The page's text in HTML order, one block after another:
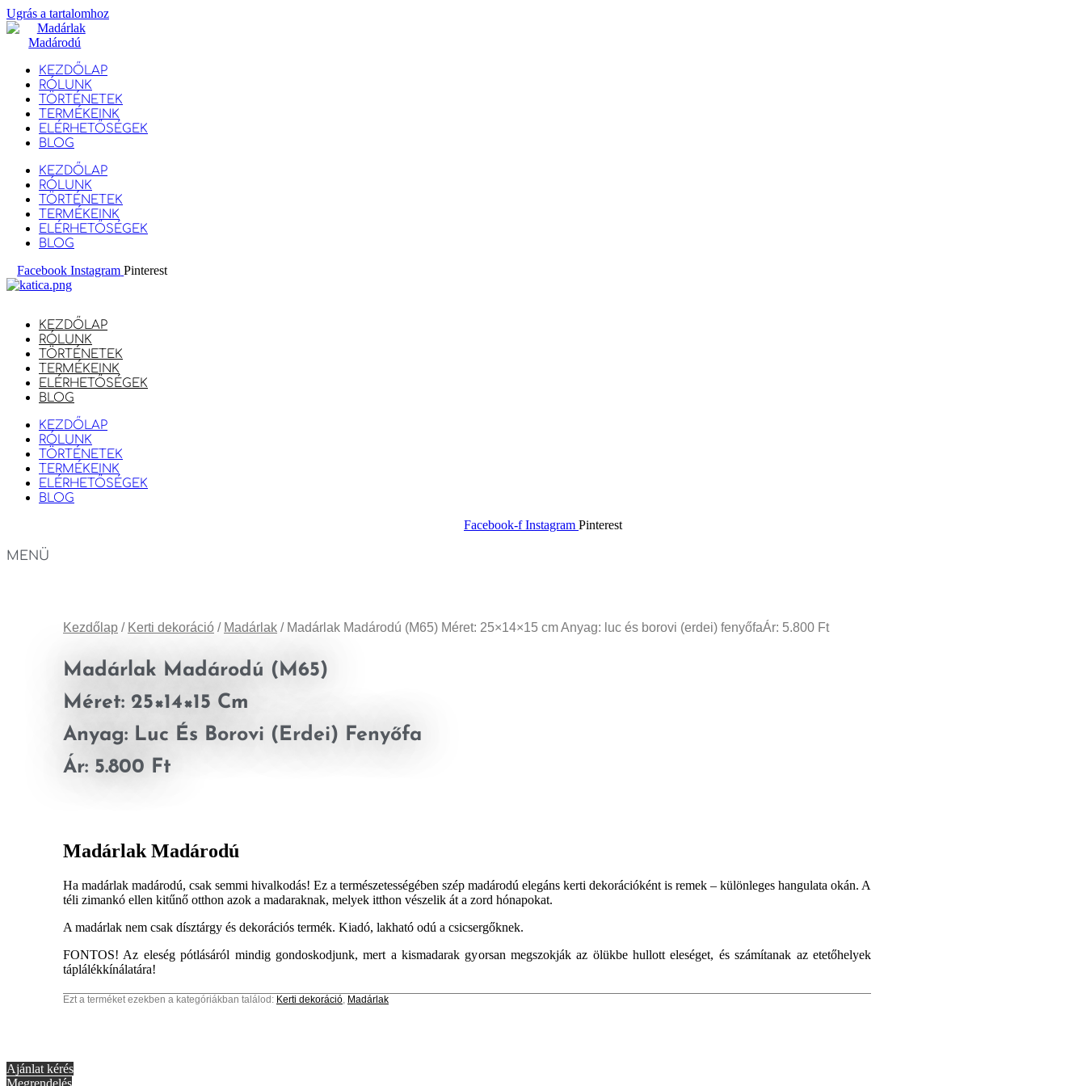
Ugrás a tartalomhoz
KEZDŐLAP
RÓLUNK
TÖRTÉNETEK
TERMÉKEINK
ELÉRHETŐSÉGEK
BLOG
KEZDŐLAP
RÓLUNK
TÖRTÉNETEK
TERMÉKEINK
ELÉRHETŐSÉGEK
BLOG
Facebook Instagram Pinterest
KEZDŐLAP
RÓLUNK
TÖRTÉNETEK
TERMÉKEINK
ELÉRHETŐSÉGEK
BLOG
KEZDŐLAP
RÓLUNK
TÖRTÉNETEK
TERMÉKEINK
ELÉRHETŐSÉGEK
BLOG
Facebook-f Instagram Pinterest
MENÜ
Kezdőlap / Kerti dekoráció / Madárlak / Madárlak Madárodú (M65) Méret: 25×14×15 cm Anyag: luc és borovi (erdei) fenyőfaÁr: 5.800 Ft
Madárlak Madárodú (M65)
Méret: 25×14×15 Cm
Anyag: Luc És Borovi (erdei) Fenyőfa
Ár: 5.800 Ft
Madárlak Madárodú
Ha madárlak madárodú, csak semmi hivalkodás! Ez a természetességében szép madárodú elegáns kerti dekorációként is remek – különleges hangulata okán. A
téli zimankó ellen kitűnő otthon azok a madaraknak, melyek itthon vészelik át a zord hónapokat.
A madárlak nem csak dísztárgy és dekorációs termék. Kiadó, lakható odú a csicsergőknek.
FONTOS! Az eleség pótlásáról mindig gondoskodjunk, mert a kismadarak gyorsan megszokják az ölükbe hullott eleséget, és számítanak az etetőhelyek
táplálékkínálatára!
Ezt a terméket ezekben a kategóriákban találod: Kerti dekoráció Madárlak
Ajánlat kérés
Megrendelés